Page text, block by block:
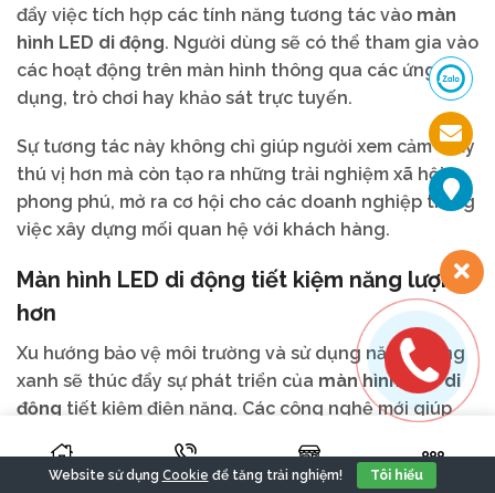
đẩy việc tích hợp các tính năng tương tác vào màn
hình LED di động. Người dùng sẽ có thể tham gia vào
các hoạt động trên màn hình thông qua các ứng
dụng, trò chơi hay khảo sát trực tuyến.
Sự tương tác này không chỉ giúp người xem cảm thấy
thú vị hơn mà còn tạo ra những trải nghiệm xã hội
phong phú, mở ra cơ hội cho các doanh nghiệp trong
việc xây dựng mối quan hệ với khách hàng.
Màn hình LED di động tiết kiệm năng lượng
hơn
Xu hướng bảo vệ môi trường và sử dụng năng lượng
xanh sẽ thúc đẩy sự phát triển của màn hình LED di
động tiết kiệm điện năng. Các công nghệ mới giúp
phí mà còn góp phần bảo vệ môi trường.
Website sử dụng Cookie để tăng trải nghiệm! Tôi hiểu